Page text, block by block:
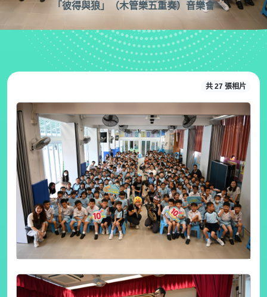
「彼得與狼」（木管樂五重奏）音樂會
共 27 張相片